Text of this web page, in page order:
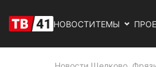
НОВОСТИТЕМЫ